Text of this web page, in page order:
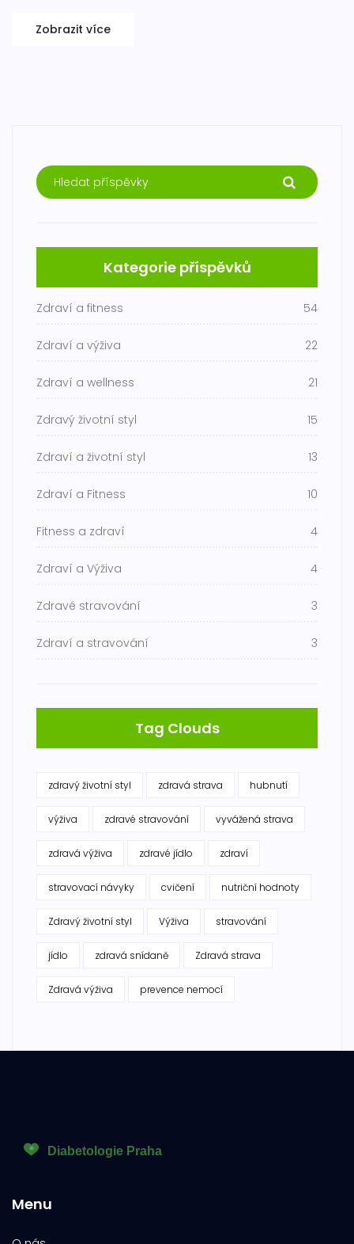
Zobrazit více
Kategorie příspěvků
Zdraví a fitness 54
Zdraví a výživa 22
Zdraví a wellness 21
Zdravý životní styl 15
Zdraví a životní styl 13
Zdraví a Fitness 10
Fitness a zdraví 4
Zdraví a Výživa 4
Zdravé stravování 3
Zdraví a stravování 3
Tag Clouds
zdravý životní styl zdravá strava hubnutí
výživa zdravé stravování vyvážená strava
zdravá výživa zdravé jídlo zdraví
stravovací návyky cvičení nutriční hodnoty
Zdravý životní styl Výživa stravování
jídlo zdravá snídaně Zdravá strava
Zdravá výživa prevence nemocí
Menu